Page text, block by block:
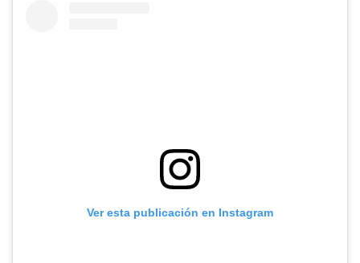
Ver esta publicación en Instagram